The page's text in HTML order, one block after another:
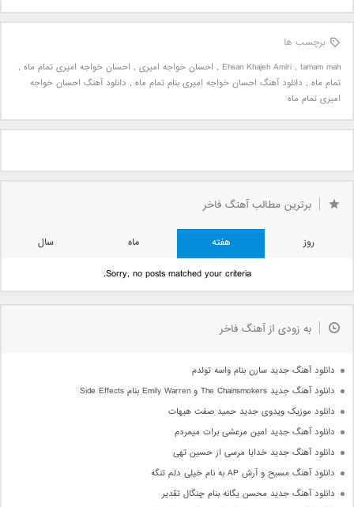
برچسب ها
Ehsan Khajeh Amiri , tamam mah
, احسان خواجه امیری , احسان خواجه امیری تمام ماه ,
تمام ماه , دانلود آهنگ احسان خواجه امیری بنام تمام ماه , دانلود آهنگ احسان خواجه
امیری تمام ماه
برترین مطالب آهنگ فاخر
روز هفته ماه
سال
Sorry, no posts matched your criteria.
به زودی از آهنگ فاخر
دانلود آهنگ جدید سارن بنام واسه تولدم
دانلود آهنگ جدید The Chainsmokers و Emily Warren بنام Side Effects
دانلود موزیک ویدوی جدید حمید صفت هیهات
دانلود آهنگ جدید امین مرعشی برات میمردم
دانلود آهنگ جدید خدایا مرسی از حسین تهی
دانلود آهنگ مسیح و آرش AP به نام خیلی دلم تنگه
دانلود آهنگ جدید محسن یگانه بنام چنگال تقدیر